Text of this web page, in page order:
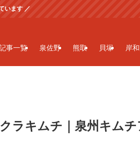
います ／
事一覧 泉佐野 熊取 貝塚 岸
ラキムチ｜泉州キム